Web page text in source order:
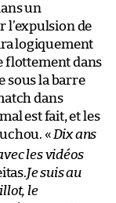
un
l’expulsion de
logiquement
flottement dans
sous la barre
dans
est fait, et les
« Dix ans
les vidéos
Je suis au
le